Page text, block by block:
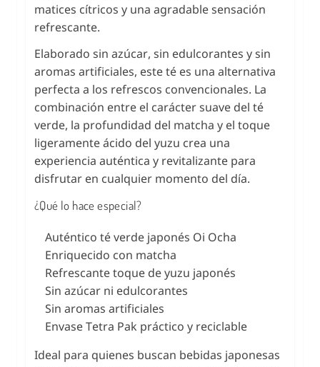
matices cítricos y una agradable sensación
refrescante.
Elaborado sin azúcar, sin edulcorantes y sin
aromas artificiales, este té es una alternativa
perfecta a los refrescos convencionales. La
combinación entre el carácter suave del té
verde, la profundidad del matcha y el toque
ligeramente ácido del yuzu crea una
experiencia auténtica y revitalizante para
disfrutar en cualquier momento del día.
¿Qué lo hace especial?
Auténtico té verde japonés Oi Ocha
Enriquecido con matcha
Refrescante toque de yuzu japonés
Sin azúcar ni edulcorantes
Sin aromas artificiales
Envase Tetra Pak práctico y reciclable
Ideal para quienes buscan bebidas japonesas